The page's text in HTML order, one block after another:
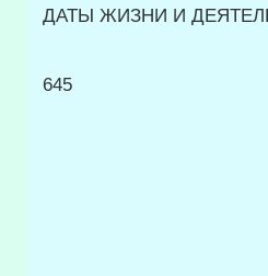
ДАТЫ ЖИЗНИ И
645